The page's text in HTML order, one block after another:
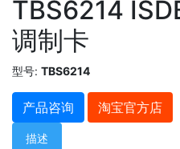
TBS6214
调制卡
型号: TBS6214
产品咨询 淘宝官方店
描述